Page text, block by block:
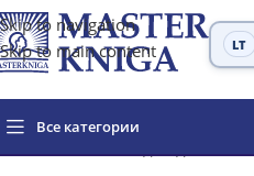
Skip to navigation
Skip to main content
LT
Все категории